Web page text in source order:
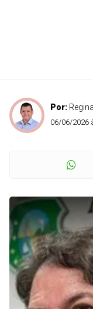
Por:
06/06/2026